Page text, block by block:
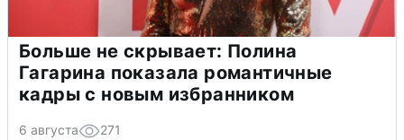
Больше не скрывает: Полина
Гагарина показала романтичные
кадры с новым избранником
6 августа 271